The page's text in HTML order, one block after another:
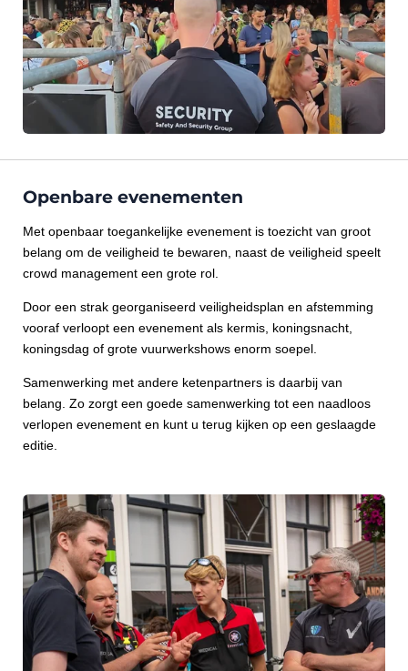
Openbare evenementen
Met openbaar toegankelijke evenement is toezicht van groot
belang om de veiligheid te bewaren, naast de veiligheid speelt
crowd management een grote rol.
Door een strak georganiseerd veiligheidsplan en afstemming
vooraf verloopt een evenement als kermis, koningsnacht,
koningsdag of grote vuurwerkshows enorm soepel.
Samenwerking met andere ketenpartners is daarbij van
belang. Zo zorgt een goede samenwerking tot een naadloos
verlopen evenement en kunt u terug kijken op een geslaagde
editie.